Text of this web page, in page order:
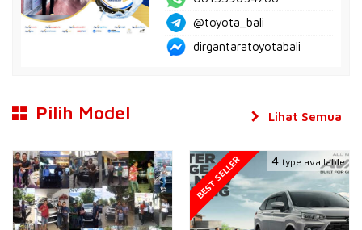
@toyota_bali
dirgantaratoyotabali
Pilih Model
BEST SELLER 4 type available
Lihat Semua